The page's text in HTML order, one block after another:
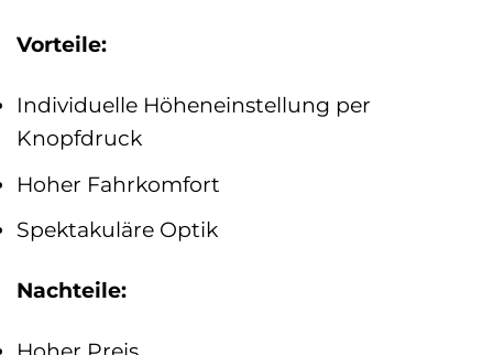
Vorteile:
Individuelle Höheneinstellung per
Knopfdruck
Hoher Fahrkomfort
Spektakuläre Optik
Nachteile: